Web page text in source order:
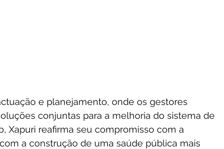
e planejamento, onde os gestores
conjuntas para a melhoria do sistema de
Xapuri reafirma seu compromisso com a
a construção de uma saúde pública mais